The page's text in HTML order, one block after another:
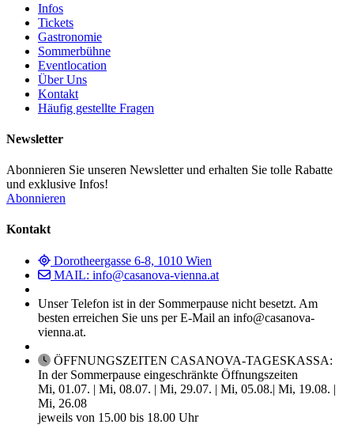
Infos
Tickets
Gastronomie
Sommerbühne
Eventlocation
Über Uns
Kontakt
Häufig gestellte Fragen
Newsletter
Abonnieren Sie unseren Newsletter und erhalten Sie tolle Rabatte
und exklusive Infos!
Abonnieren
Kontakt
Dorotheergasse 6-8, 1010 Wien
MAIL: info@casanova-vienna.at
Unser Telefon ist in der Sommerpause nicht besetzt. Am
besten erreichen Sie uns per E-Mail an info@casanova-
vienna.at.
ÖFFNUNGSZEITEN CASANOVA-TAGESKASSA:
In der Sommerpause eingeschränkte Öffnungszeiten
Mi, 01.07. | Mi, 08.07. | Mi, 29.07. | Mi, 05.08.| Mi, 19.08. |
Mi, 26.08
jeweils von 15.00 bis 18.00 Uhr